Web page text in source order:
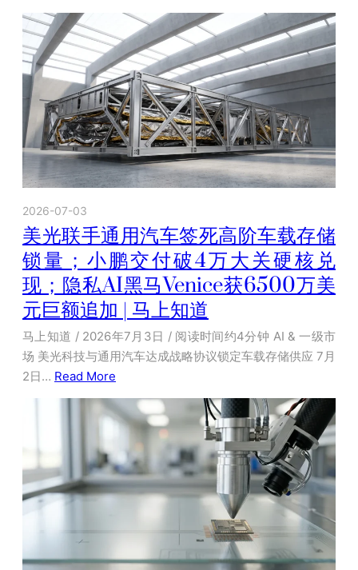
2026-07-03
美光联手通用汽车签死高阶车载存储
锁量；小鹏交付破4万大关硬核兑
现；隐私AI黑马Venice获6500万美
元巨额追加 | 马上知道
马上知道 / 2026年7月3日 / 阅读时间约4分钟 AI & 一级市
场 美光科技与通用汽车达成战略协议锁定车载存储供应 7月
2日… Read More